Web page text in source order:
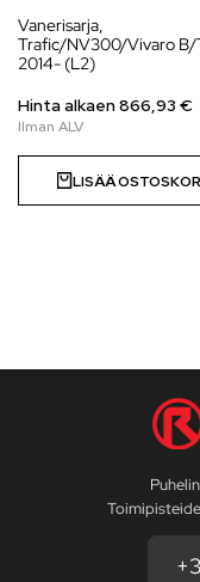
Vanerisarja,
Trafic/NV300/Vivaro B/
2014- (L2)
Hinta alkaen866,93 €
LISÄÄ